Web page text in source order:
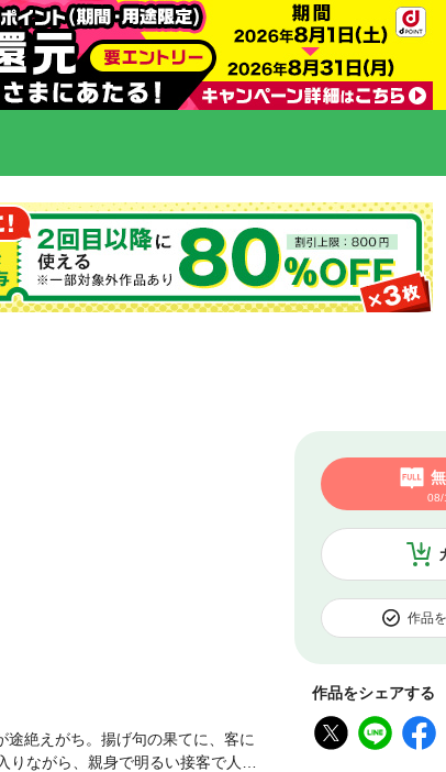
08/
作品
作品をシェアする
絶えがち。揚げ句の果てに、客に
ながら、親身で明るい接客で人気